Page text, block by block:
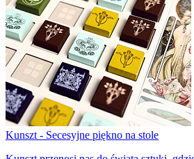
Kunszt - Secesyjne piękno na stole